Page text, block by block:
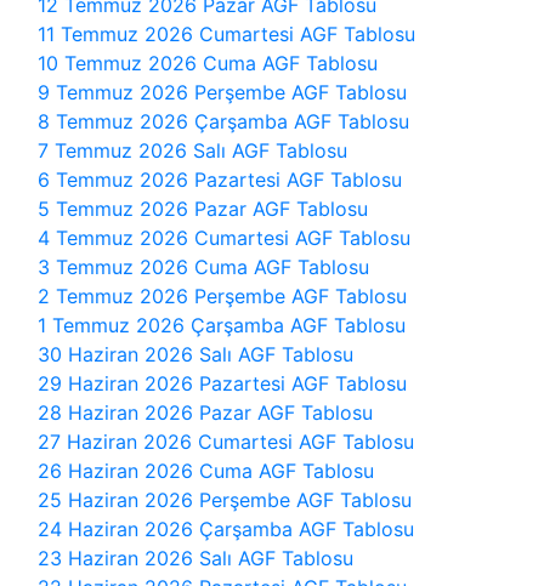
12 Temmuz 2026 Pazar AGF Tablosu
11 Temmuz 2026 Cumartesi AGF Tablosu
10 Temmuz 2026 Cuma AGF Tablosu
9 Temmuz 2026 Perşembe AGF Tablosu
8 Temmuz 2026 Çarşamba AGF Tablosu
7 Temmuz 2026 Salı AGF Tablosu
6 Temmuz 2026 Pazartesi AGF Tablosu
5 Temmuz 2026 Pazar AGF Tablosu
4 Temmuz 2026 Cumartesi AGF Tablosu
3 Temmuz 2026 Cuma AGF Tablosu
2 Temmuz 2026 Perşembe AGF Tablosu
1 Temmuz 2026 Çarşamba AGF Tablosu
30 Haziran 2026 Salı AGF Tablosu
29 Haziran 2026 Pazartesi AGF Tablosu
28 Haziran 2026 Pazar AGF Tablosu
27 Haziran 2026 Cumartesi AGF Tablosu
26 Haziran 2026 Cuma AGF Tablosu
25 Haziran 2026 Perşembe AGF Tablosu
24 Haziran 2026 Çarşamba AGF Tablosu
23 Haziran 2026 Salı AGF Tablosu